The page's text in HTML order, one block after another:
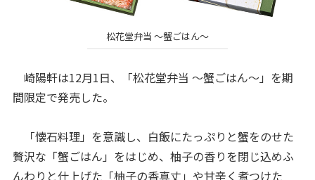
松花堂弁当 ～蟹ごはん～
崎陽軒は12月1日、「松花堂弁当 ～蟹ごはん～」を期
間限定で発売した。
「懐石料理」を意識し、白飯にたっぷりと蟹をのせた
贅沢な「蟹ごはん」をはじめ、柚子の香りを閉じ込めふ
んわりと仕上げた「柚子の香真丈」や甘辛く煮つけた